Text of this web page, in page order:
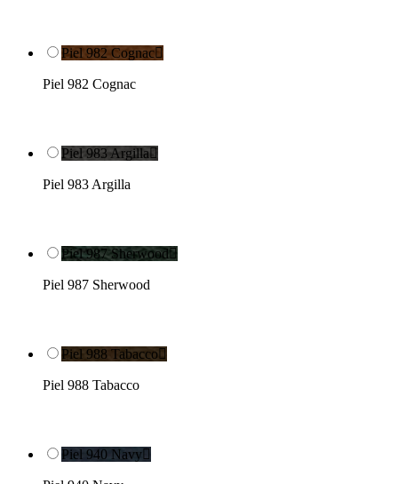
Piel 982 Cognac
Piel 982 Cognac
Piel 983 Argilla
Piel 983 Argilla
Piel 987 Sherwood
Piel 987 Sherwood
Piel 988 Tabacco
Piel 988 Tabacco
Piel 940 Navy